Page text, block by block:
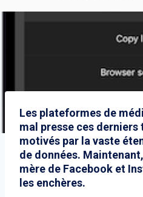
Les plateformes de
mal presse ces
motivés par la vaste
de données.
mère de Facebook et
les enchères.